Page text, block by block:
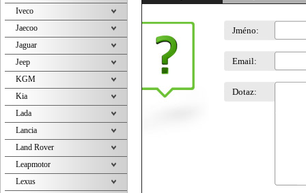
Jméno:
Email:
Dotaz:
Iveco
Jaecoo
Jaguar
Jeep
KGM
Kia
Lada
Lancia
Land Rover
Leapmotor
Lexus